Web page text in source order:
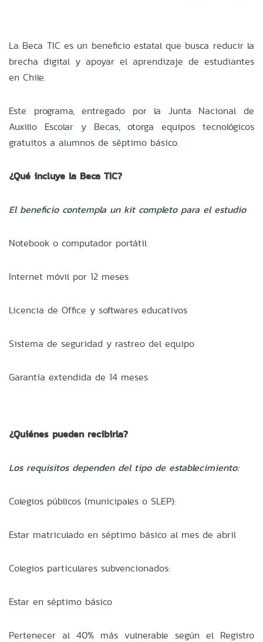
La Beca TIC es un beneficio estatal que busca reducir la
brecha digital y apoyar el aprendizaje de estudiantes
en Chile.
Este programa, entregado por la Junta Nacional de
Auxilio Escolar y Becas, otorga equipos tecnológicos
gratuitos a alumnos de séptimo básico.
¿Qué incluye la Beca TIC?
El beneficio contempla un kit completo para el estudio
Notebook o computador portátil
Internet móvil por 12 meses
Licencia de Office y softwares educativos
Sistema de seguridad y rastreo del equipo
Garantía extendida de 14 meses
¿Quiénes pueden recibirla?
Los requisitos dependen del tipo de establecimiento:
Colegios públicos (municipales o SLEP):
Estar matriculado en séptimo básico al mes de abril
Colegios particulares subvencionados:
Estar en séptimo básico
Pertenecer al 40% más vulnerable según el Registro